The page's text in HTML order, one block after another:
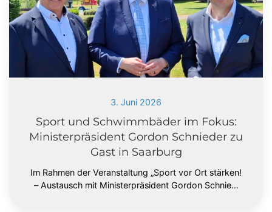
3. Juni 2026
Sport und Schwimmbäder im Fokus:
Ministerpräsident Gordon Schnieder zu
Gast in Saarburg
Im Rahmen der Veranstaltung „Sport vor Ort stärken!
– Austausch mit Ministerpräsident Gordon Schnie…